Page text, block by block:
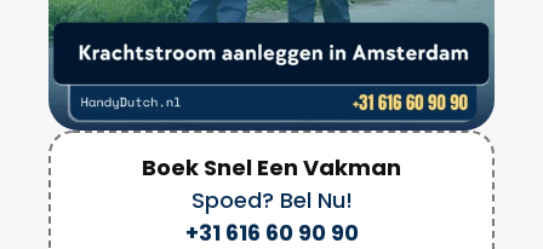
Boek Snel Een Vakman
Spoed? Bel Nu!
+31 616 60 90 90